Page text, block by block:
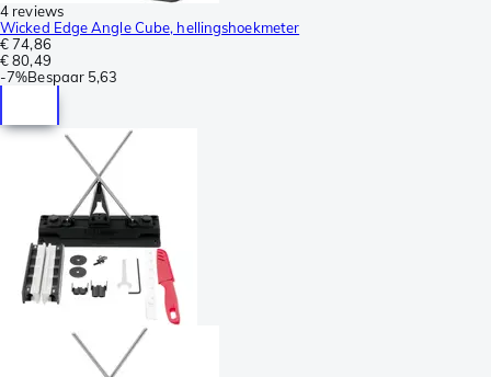
4 reviews
Wicked Edge Angle Cube, hellingshoekmeter
€ 74,86
€ 80,49
-7%Bespaar 5,63